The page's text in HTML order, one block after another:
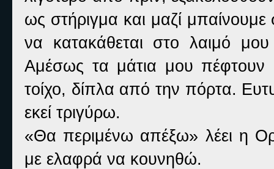
ως στήριγμα και μαζί
να κατακάθεται στο λαιμό
Αμέσως τα μάτια μου πέφτουν
τοίχο, δίπλα από την πόρτα.
εκεί τριγύρω.
«Θα περιμένω απέξω» λέει η
με ελαφρά να κουνηθώ.